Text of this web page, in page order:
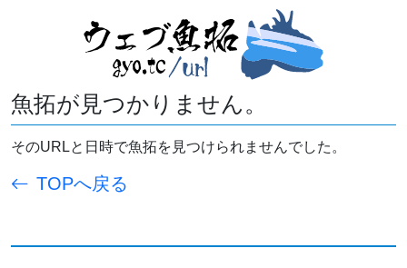
魚拓が見つかりません。
そのURLと日時で魚拓を見つけられませんでした。
TOPへ戻る